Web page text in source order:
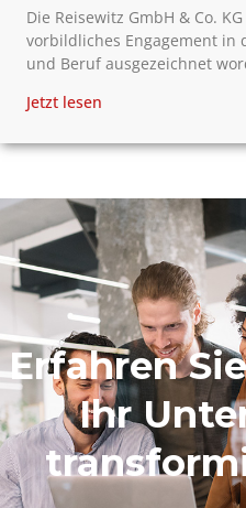
Die Reisewitz GmbH & Co.
vorbildliches Engagement in
und Beruf ausgezeichnet
Jetzt lesen
Erfahren
Ihr